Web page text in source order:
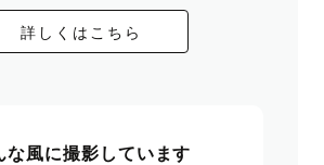
詳しくはこちら
な風に撮影しています